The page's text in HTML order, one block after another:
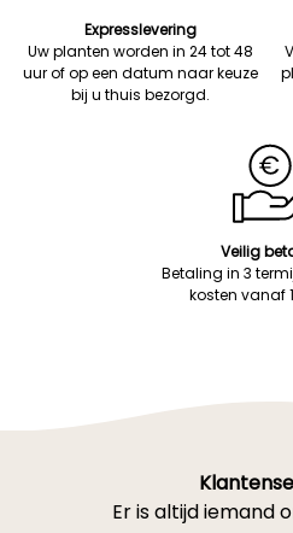
Expresslevering
Uw planten worden in 24 tot 48
uur of op een datum naar keuze
bij u thuis bezorgd.
Veilig
Betaling in 3
kosten vanaf
Er is altijd iemand